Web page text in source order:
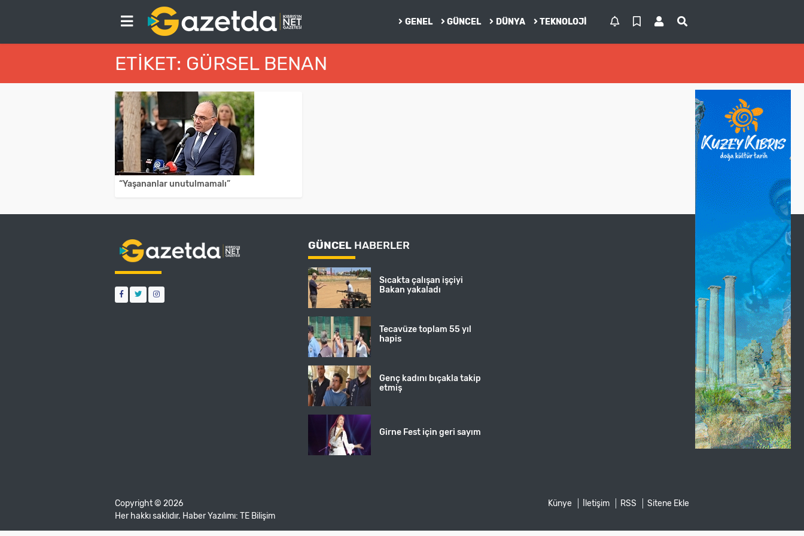
GENEL GÜNCEL DÜNYA TEKNOLOJI
ETIKET: GÜRSEL BENAN
“Yaşananlar unutulmamalı”
GÜNCEL HABERLER
Sıcakta çalışan işçiyi
Bakan yakaladı
Tecavüze toplam 55 yıl
hapis
Genç kadını bıçakla takip
etmiş
Girne Fest için geri sayım
Copyright © 2026
Her hakkı saklıdır. Haber Yazılımı: TE Bilişim
Künye İletişim RSS Sitene Ekle